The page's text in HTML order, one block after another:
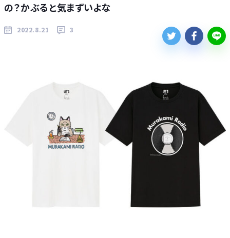
の？かぶると気まずいよな
2022.8.21 3